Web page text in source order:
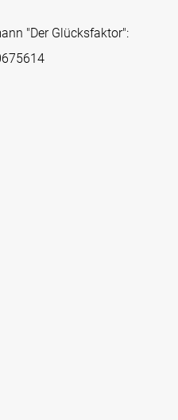
"Der Glücksfaktor":